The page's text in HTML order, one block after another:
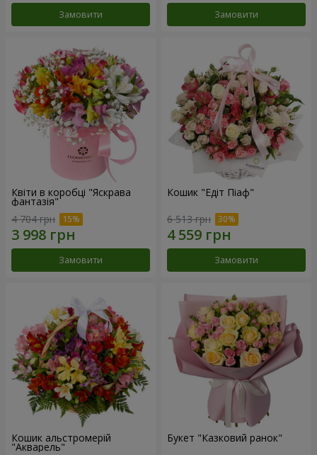
Замовити Замовити
Квіти в коробці "Яскрава
фантазія"
4 704 грн
Замовити
Кошик "Едіт Піаф"
6 513 грн
Замовити
Кошик альстромерій
"Акварель"
Букет "Казковий ранок"